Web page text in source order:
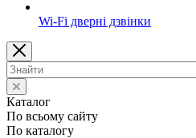
Wi-Fi дверні дзвінки
Каталог
По всьому сайту
По каталогу